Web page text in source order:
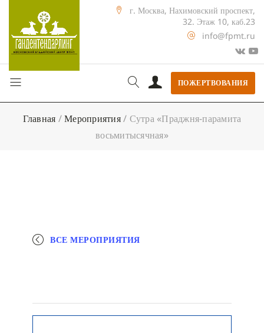
г. Москва, Нахимовский проспект,
32. Этаж 10, каб.23
info@fpmt.ru
ПОЖЕРТВОВАНИЯ
Главная /Мероприятия/ Сутра «Праджня-парамита
восьмитысячная»
ВСЕ МЕРОПРИЯТИЯ